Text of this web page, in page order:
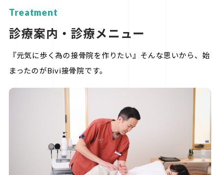
Treatment
診療案内・診療メニュー
『元気に歩く為の接骨院を作りたい』そんな思いから、始
まったのがBivi接骨院です。